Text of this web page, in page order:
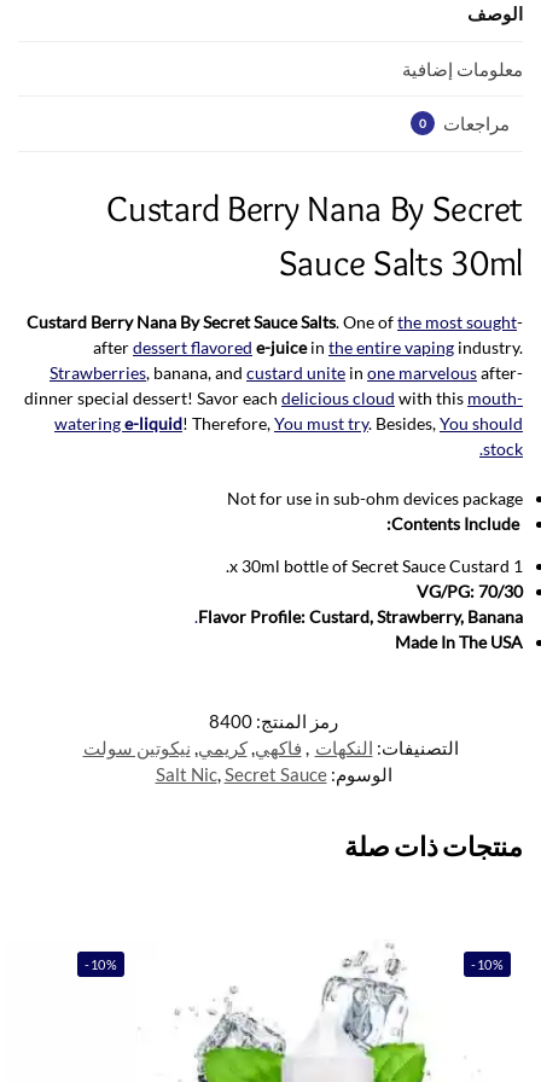
o
k
الوصف
معلومات إضافية
مراجعات 0
Custard Berry Nana By Secret
Sauce Salts 30ml
Custard Berry Nana By Secret Sauce Salts. One ofthe most sought-
afterdessert flavored e-juicein the entire vaping industry.
Strawberries, banana, and custard unite in one marvelousafter-
dinner special dessert! Savor each delicious cloud with this mouth-
wateringe-liquid! Therefore,You must try. Besides,You should
stock.
Not for use in sub-ohm devices package
Contents Include:
1 x 30ml bottle of Secret Sauce Custard.
VG/PG: 70/30
Flavor Profile: Custard, Strawberry, Banana
.
Made In The USA
رمز المنتج: 8400
التصنيفات: النكهات , فاكهي,كريمي, نيكوتين سولت
الوسوم:
Salt Nic,Secret Sauce
منتجات ذات صلة
-10%
-10%